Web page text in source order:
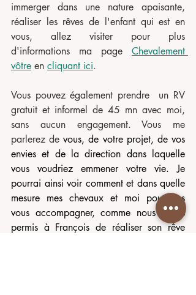
immerger dans une nature apaisante,
réaliser les rêves de l'enfant qui est en
vous, allez visiter pour plus
d'informations ma page Chevalement
vôtre en cliquant ici.
Vous pouvez également prendre  un RV
gratuit et informel de 45 mn avec moi,
sans aucun engagement. Vous me
parlerez de vous, de votre projet, de vos
envies et de la direction dans laquelle
vous voudriez emmener votre vie. Je
pourrai ainsi voir comment et dans quelle
mesure mes chevaux et moi pourrions
vous accompagner, comme nous avons
permis à François de réaliser son rêve